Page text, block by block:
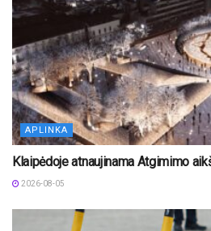
APLINKA
Klaipėdoje atnaujinama Atgimimo
2026-08-05